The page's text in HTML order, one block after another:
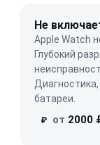
Не
Apple Watch
Глубокий
батареи.
₽ от 2000